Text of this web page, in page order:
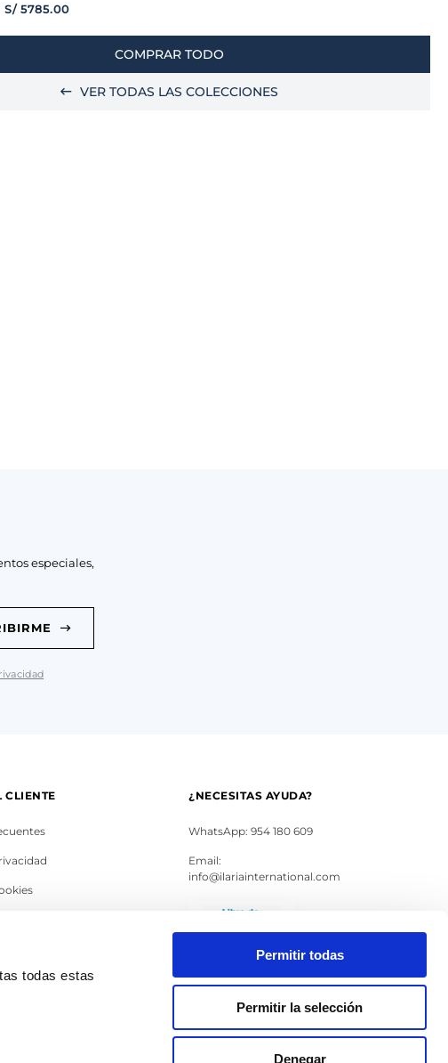
todas estas
Permitir todas
Permitir la selección
Denegar
S/ 5785.00
COMPRAR TODO
VER TODAS LAS COLECCIONES
especiales,
CLIENTE ¿NECESITAS AYUDA?
WhatsApp: 954 180 609
Email:
info@ilariainternational.com